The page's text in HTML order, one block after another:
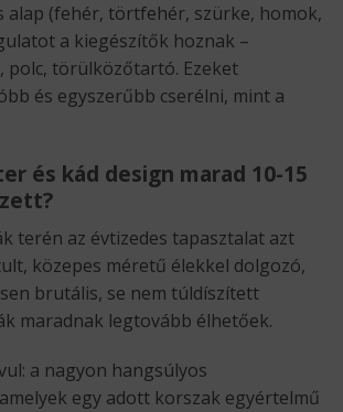
alap (fehér, törtfehér, szürke, homok,
a kiegészítők hoznak –
polc, törülközőtartó. Ezeket
és egyszerűbb cserélni, mint a
és kád design marad 10-15
terén az évtizedes tapasztalat azt
közepes méretű élekkel dolgozó,
brutális, se nem túldíszített
maradnak legtovább élhetőek.
a nagyon hangsúlyos
egy adott korszak egyértelmű